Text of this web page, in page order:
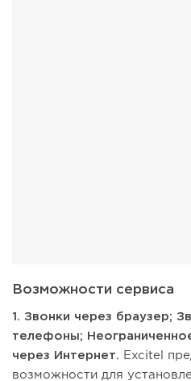
Возможности сервиса
1. Звонки через браузер;
телефоны;
через Интернет. Excitel
возможности для